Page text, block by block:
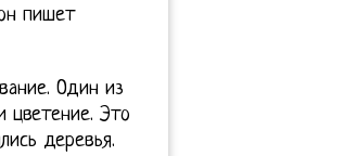
пишет
Один из
цветение. Это
деревья.